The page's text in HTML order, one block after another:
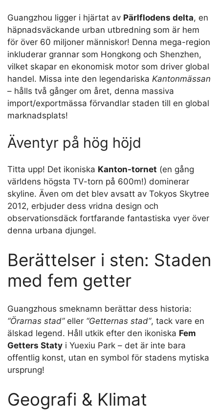
Guangzhou ligger i hjärtat av Pärlflodens delta, en
häpnadsväckande urban utbredning som är hem
för över 60 miljoner människor! Denna mega-region
inkluderar grannar som Hongkong och Shenzhen,
vilket skapar en ekonomisk motor som driver global
handel. Missa inte den legendariska Kantonmässan
– hålls två gånger om året, denna massiva
import/exportmässa förvandlar staden till en global
marknadsplats!
Äventyr på hög höjd
Titta upp! Det ikoniska Kanton-tornet (en gång
världens högsta TV-torn på 600m!) dominerar
skyline. Även om det blev avsatt av Tokyos Skytree
2012, erbjuder dess vridna design och
observationsdäck fortfarande fantastiska vyer över
denna urbana djungel.
Berättelser i sten: Staden
med fem getter
Guangzhous smeknamn berättar dess historia:
“Örarnas stad”eller “Getternas stad”, tack vare en
älskad legend. Håll utkik efter den ikoniska Fem
Getters Staty i Yuexiu Park – det är inte bara
offentlig konst, utan en symbol för stadens mytiska
ursprung!
Geografi & Klimat